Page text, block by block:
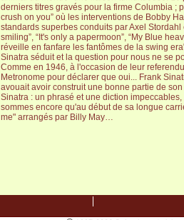
derniers titres gravés pour la firme Columbia ;
crush on you” où les interventions de Bobby
standards superbes conduits par Axel
smiling”, “It's only a papermoon”, “My Blue
réveille en fanfare les fantômes de la swing
Sinatra séduit et la question pour nous ne se
Comme en 1946, à l'occasion de leur
Metronome pour déclarer que oui... Frank
avouait avoir construit une bonne partie de
Sinatra : un phrasé et une diction
sommes encore qu'au début de sa longue
me" arrangés par Billy May…